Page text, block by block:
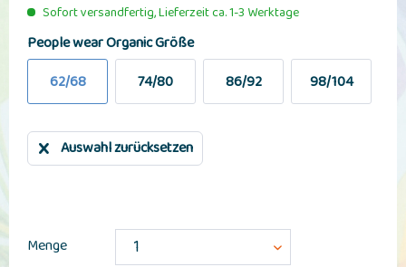
Sofort versandfertig, Lieferzeit ca. 1-3 Werktage
People wear Organic Größe
62/68
74/80 86/92 98/104
Auswahl zurücksetzen
Menge